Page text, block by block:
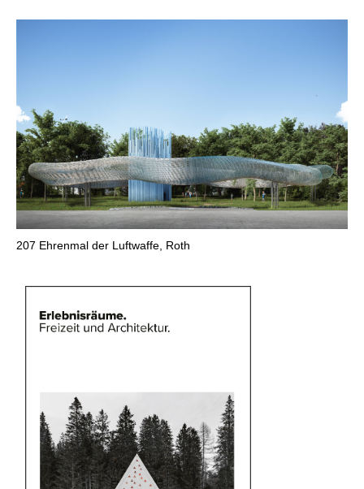
207 Ehrenmal der Luftwaffe, Roth